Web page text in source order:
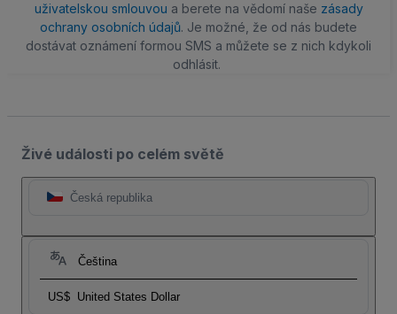
uživatelskou smlouvou a berete na vědomí naše zásady
ochrany osobních údajů. Je možné, že od nás budete
dostávat oznámení formou SMS a můžete se z nich kdykoli
odhlásit.
Živé události po celém světě
Česká republika
Čeština
US$ United States Dollar